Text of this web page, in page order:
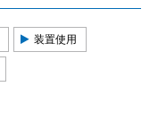
装置使用